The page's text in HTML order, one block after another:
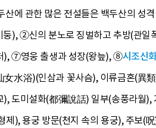
산에 관한 많은 전설들은 백두산의 성
둥), ②신의 분노로 징벌하고 추방(관
), ⑦영웅 출생과 성장(왕늪), ⑧시조신
女水浴)(인삼과 꽃사슴), 이류금혼(異
), 도미설화(都彌說話) 일부(송풍라월
제), 용궁 방문(천지 속의 용궁), 주보(